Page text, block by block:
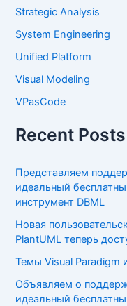
Strategic Analysis
System Engineering
Unified Platform
Visual Modeling
VPasCode
Recent Posts
Представляем
идеальный
инструмент DBML
Новая
PlantUML теперь
Темы Visual Paradigm
Объявляем о
идеальный